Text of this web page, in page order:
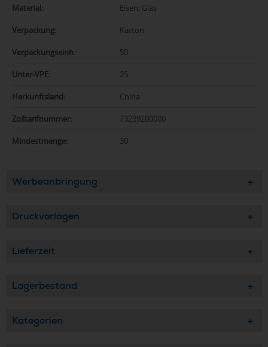
Material: Eisen; Glas
Verpackung: Karton
Verpackungseinh.: 50
Unter-VPE: 25
Herkunftsland: China
Zolltarifnummer: 73239200000
Mindestmenge: 30
Werbeanbringung
Druckvorlagen
Lieferzeit
Lagerbestand
Kategorien